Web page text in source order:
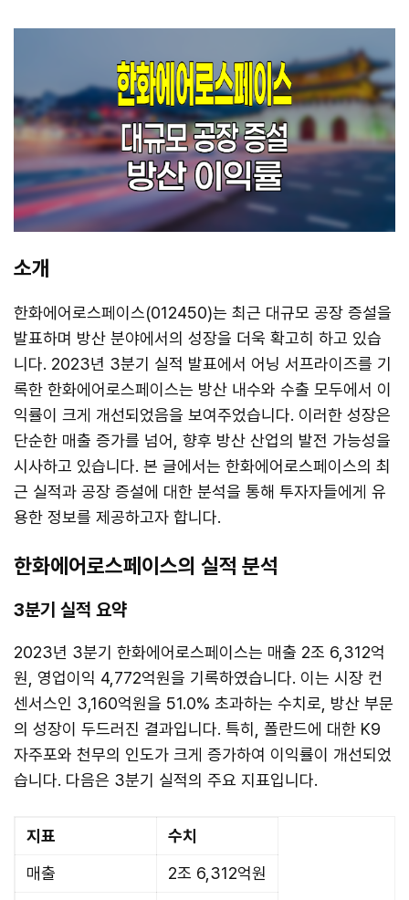
소개
한화에어로스페이스(012450)는 최근 대규모 공장 증설을
발표하며 방산 분야에서의 성장을 더욱 확고히 하고 있습
니다. 2023년 3분기 실적 발표에서 어닝 서프라이즈를 기
록한 한화에어로스페이스는 방산 내수와 수출 모두에서 이
익률이 크게 개선되었음을 보여주었습니다. 이러한 성장은
단순한 매출 증가를 넘어, 향후 방산 산업의 발전 가능성을
시사하고 있습니다. 본 글에서는 한화에어로스페이스의 최
근 실적과 공장 증설에 대한 분석을 통해 투자자들에게 유
용한 정보를 제공하고자 합니다.
한화에어로스페이스의 실적 분석
3분기 실적 요약
2023년 3분기 한화에어로스페이스는 매출 2조 6,312억
원, 영업이익 4,772억원을 기록하였습니다. 이는 시장 컨
센서스인 3,160억원을 51.0% 초과하는 수치로, 방산 부문
의 성장이 두드러진 결과입니다. 특히, 폴란드에 대한 K9
자주포와 천무의 인도가 크게 증가하여 이익률이 개선되었
습니다. 다음은 3분기 실적의 주요 지표입니다.
지표
수치
매출
2조 6,312억원